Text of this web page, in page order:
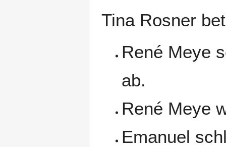
Tina Rosner
René Meye
ab.
René Meye
Emanuel